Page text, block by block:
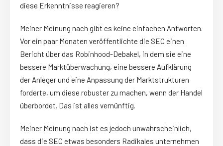
diese Erkenntnisse reagieren?
Meiner Meinung nach gibt es keine einfachen Antworten.
Vor ein paar Monaten veröffentlichte die SEC einen
Bericht über das Robinhood-Debakel, in dem sie eine
bessere Marktüberwachung, eine bessere Aufklärung
der Anleger und eine Anpassung der Marktstrukturen
forderte, um diese robuster zu machen, wenn der Handel
überbordet. Das ist alles vernünftig.
Meiner Meinung nach ist es jedoch unwahrscheinlich,
dass die SEC etwas besonders Radikales unternehmen